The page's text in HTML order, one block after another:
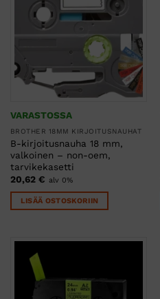
VARASTOSSA
BROTHER 18MM KIRJOITUSNAUHAT
B-kirjoitusnauha 18 mm,
valkoinen – non-oem,
tarvikekasetti
20,62 € alv 0%
LISÄÄ OSTOSKORIIN